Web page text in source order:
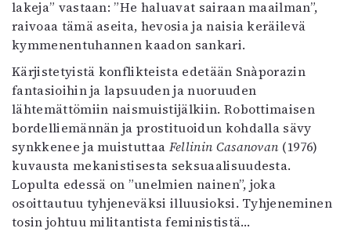
lakeja” vastaan: ”He haluavat sairaan maailman”,
raivoaa tämä aseita, hevosia ja naisia keräilevä
kymmenentuhannen kaadon sankari.
Kärjistetyistä konflikteista edetään Snàporazin
fantasioihin ja lapsuuden ja nuoruuden
lähtemättömiin naismuistijälkiin. Robottimaisen
bordelliemännän ja prostituoidun kohdalla sävy
synkkenee ja muistuttaa Fellinin Casanovan (1976)
kuvausta mekanistisesta seksuaalisuudesta.
Lopulta edessä on ”unelmien nainen”, joka
osoittautuu tyhjeneväksi illuusioksi. Tyhjeneminen
tosin johtuu militantista feminististä…